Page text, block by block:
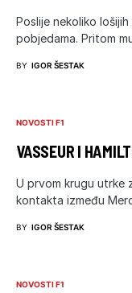
Poslije nekoliko
pobjedama. Pritom
BY IGOR ŠESTAK
NOVOSTI F1
VASSEUR I
U prvom krugu utrke
kontakta između
BY IGOR ŠESTAK
NOVOSTI F1